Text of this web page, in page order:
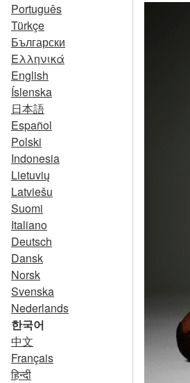
Português
Türkçe
Български
Ελληνικά
English
Íslenska
日本語
Español
Polski
Indonesia
Lietuvių
Latviešu
Suomi
Italiano
Deutsch
Dansk
Norsk
Svenska
Nederlands
한국어
中文
Français
हिन्दी